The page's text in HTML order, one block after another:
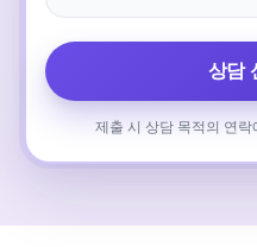
상담
제출 시 상담 목적의 연